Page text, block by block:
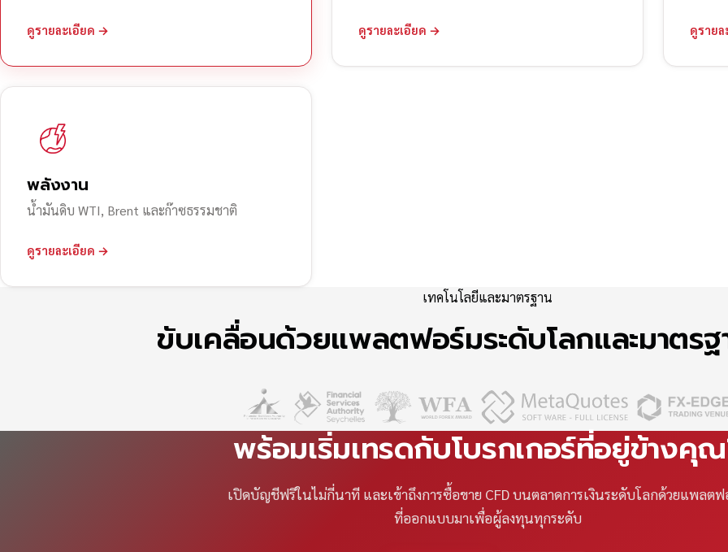
ดูรายละเอียด → ดูรายละเอียด → ดูราย
พลังงาน
น้ำมันดิบ WTI, Brent และก๊าซธรรมชาติ
ดูรายละเอียด →
เทคโนโลยีและมาตรฐาน
ขับเคลื่อนด้วยแพลตฟอร์มระดับโลกและมาตรฐ
พร้อมเริ่มเทรดกับโบรกเกอร์ที่อยู่ข้างคุ
เปิดบัญชีฟรีในไม่กี่นาที และเข้าถึงการซื้อขาย CFD บนตลาดการเงินระดับโลกด้วยแพลตฟ
ที่ออกแบบมาเพื่อผู้ลงทุนทุกระดับ